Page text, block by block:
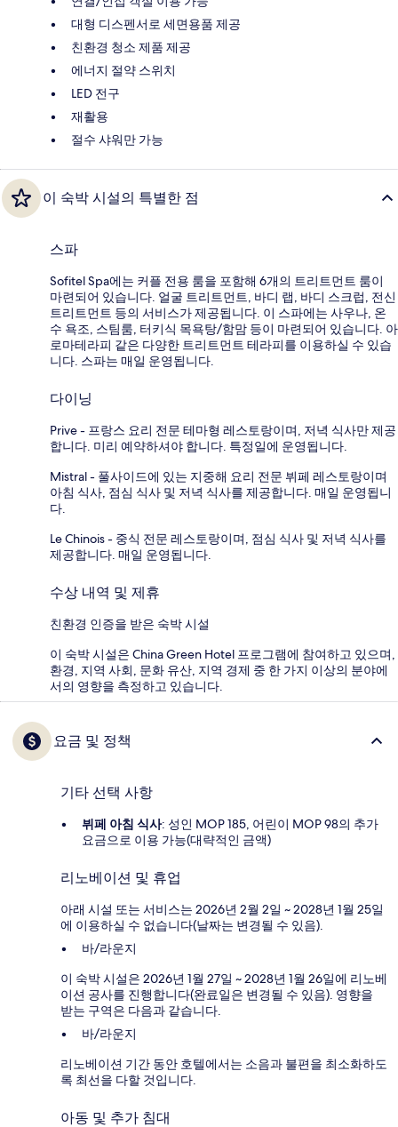
대형 디스펜서로 세면용품 제공
친환경 청소 제품 제공
에너지 절약 스위치
LED 전구
재활용
절수 샤워만 가능
이 숙박 시설의 특별한 점
스파
Sofitel Spa에는 커플 전용 룸을 포함해 6개의 트리트먼트 룸이
마련되어 있습니다. 얼굴 트리트먼트, 바디 랩, 바디 스크럽, 전신
트리트먼트 등의 서비스가 제공됩니다. 이 스파에는 사우나, 온
수 욕조, 스팀룸, 터키식 목욕탕/함맘 등이 마련되어 있습니다. 아
로마테라피 같은 다양한 트리트먼트 테라피를 이용하실 수 있습
니다. 스파는 매일 운영됩니다.
다이닝
Prive - 프랑스 요리 전문 테마형 레스토랑이며, 저녁 식사만 제공
합니다. 미리 예약하셔야 합니다. 특정일에 운영됩니다.
Mistral - 풀사이드에 있는 지중해 요리 전문 뷔페 레스토랑이며
아침 식사, 점심 식사 및 저녁 식사를 제공합니다. 매일 운영됩니
다.
Le Chinois - 중식 전문 레스토랑이며, 점심 식사 및 저녁 식사를
제공합니다. 매일 운영됩니다.
수상 내역 및 제휴
친환경 인증을 받은 숙박 시설
이 숙박 시설은 China Green Hotel 프로그램에 참여하고 있으며,
환경, 지역 사회, 문화 유산, 지역 경제 중 한 가지 이상의 분야에
서의 영향을 측정하고 있습니다.
요금 및 정책
기타 선택 사항
뷔페 아침 식사: 성인 MOP 185, 어린이 MOP 98의 추가
요금으로 이용 가능(대략적인 금액)
리노베이션 및 휴업
아래 시설 또는 서비스는 2026년 2월 2일 ~ 2028년 1월 25일
에 이용하실 수 없습니다(날짜는 변경될 수 있음).
바/라운지
이 숙박 시설은 2026년 1월 27일 ~ 2028년 1월 26일에 리노베
이션 공사를 진행합니다(완료일은 변경될 수 있음). 영향을
받는 구역은 다음과 같습니다.
바/라운지
리노베이션 기간 동안 호텔에서는 소음과 불편을 최소화하도
록 최선을 다할 것입니다.
아동 및 추가 침대